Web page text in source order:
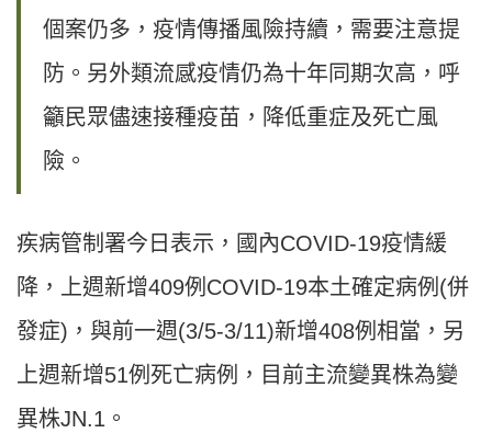
個案仍多，疫情傳播風險持續，需要注意提
防。另外類流感疫情仍為十年同期次高，呼
籲民眾儘速接種疫苗，降低重症及死亡風
險。
疾病管制署今日表示，國內COVID-19疫情緩
降，上週新增409例COVID-19本土確定病例(併
發症)，與前一週(3/5-3/11)新增408例相當，另
上週新增51例死亡病例，目前主流變異株為變
異株JN.1。